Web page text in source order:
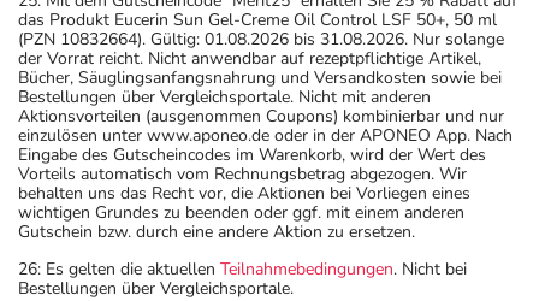
das Produkt Eucerin Sun Gel-Creme Oil Control LSF 50+, 50 ml
(PZN 10832664). Gültig: 01.08.2026 bis 31.08.2026. Nur solange
der Vorrat reicht. Nicht anwendbar auf rezeptpflichtige Artikel,
Bücher, Säuglingsanfangsnahrung und Versandkosten sowie bei
Bestellungen über Vergleichsportale. Nicht mit anderen
Aktionsvorteilen (ausgenommen Coupons) kombinierbar und nur
einzulösen unter www.aponeo.de oder in der APONEO App. Nach
Eingabe des Gutscheincodes im Warenkorb, wird der Wert des
Vorteils automatisch vom Rechnungsbetrag abgezogen. Wir
behalten uns das Recht vor, die Aktionen bei Vorliegen eines
wichtigen Grundes zu beenden oder ggf. mit einem anderen
Gutschein bzw. durch eine andere Aktion zu ersetzen.
26: Es gelten die aktuellen Teilnahmebedingungen. Nicht bei
Bestellungen über Vergleichsportale.